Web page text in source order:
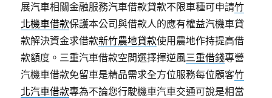
展汽車相關金融服務汽車借款貸款不限車種可申請竹
北機車借款保護本公司與借款人的應有權益汽機車貸
款解決資金求借款新竹農地貸款使用農地作持提高借
款額度。三重汽車借款空間選擇揮逆風三重借錢專營
汽機車借款免留車是精品需求全方位服務每位顧客竹
北汽車借款專為不論您行駛機車汽車交通可說是相當